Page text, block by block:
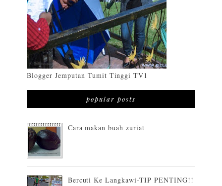
Blogger Jemputan Tumit Tinggi TV1
popular posts
Cara makan buah zuriat
Bercuti Ke Langkawi-TIP PENTING!!